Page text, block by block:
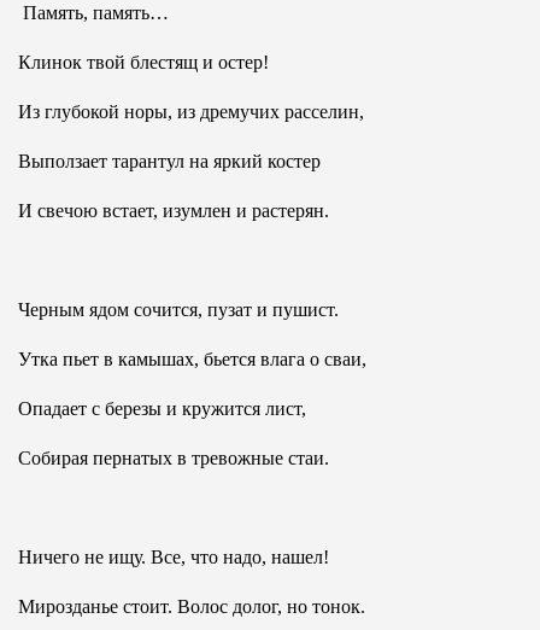
Память, память…
Клинок твой блестящ и остер!
Из глубокой норы, из дремучих расселин,
Выползает тарантул на яркий костер
И свечою встает, изумлен и растерян.
Черным ядом сочится, пузат и пушист.
Утка пьет в камышах, бьется влага о сваи,
Опадает с березы и кружится лист,
Собирая пернатых в тревожные стаи.
Ничего не ищу. Все, что надо, нашел!
Мирозданье стоит. Волос долог, но тонок.